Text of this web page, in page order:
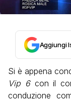
Aggiungi
Si è appena
Vip 6con il
conduzione